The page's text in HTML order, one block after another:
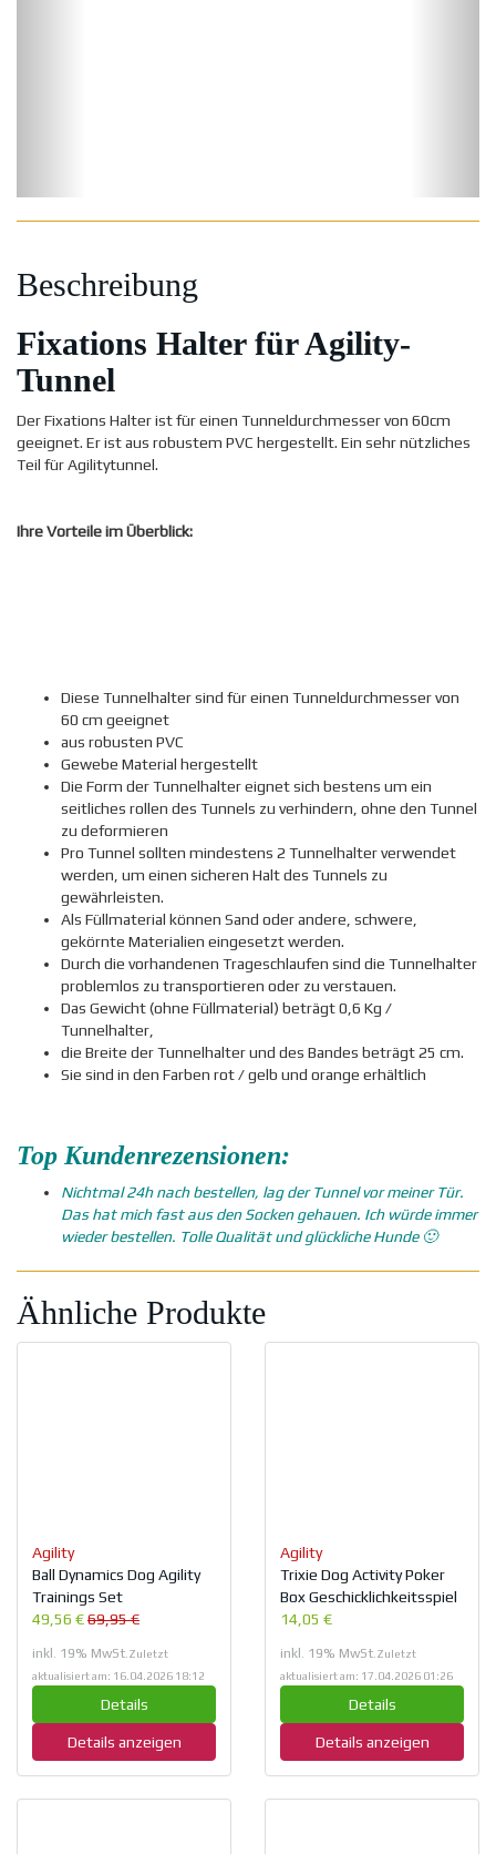
Beschreibung
Fixations Halter für Agility-
Tunnel
Der Fixations Halter ist für einen Tunneldurchmesser von 60cm
geeignet. Er ist aus robustem PVC hergestellt. Ein sehr nützliches
Teil für Agilitytunnel.
Ihre Vorteile im Überblick:
Diese Tunnelhalter sind für einen Tunneldurchmesser von
60 cm geeignet
aus robusten PVC
Gewebe Material hergestellt
Die Form der Tunnelhalter eignet sich bestens um ein
seitliches rollen des Tunnels zu verhindern, ohne den Tunnel
zu deformieren
Pro Tunnel sollten mindestens 2 Tunnelhalter verwendet
werden, um einen sicheren Halt des Tunnels zu
gewährleisten.
Als Füllmaterial können Sand oder andere, schwere,
gekörnte Materialien eingesetzt werden.
Durch die vorhandenen Trageschlaufen sind die Tunnelhalter
problemlos zu transportieren oder zu verstauen.
Das Gewicht (ohne Füllmaterial) beträgt 0,6 Kg /
Tunnelhalter,
die Breite der Tunnelhalter und des Bandes beträgt 25 cm.
Sie sind in den Farben rot / gelb und orange erhältlich
Top Kundenrezensionen:
Nichtmal 24h nach bestellen, lag der Tunnel vor meiner Tür.
Das hat mich fast aus den Socken gehauen. Ich würde immer
wieder bestellen. Tolle Qualität und glückliche Hunde 🙂
Ähnliche Produkte
Agility
Ball Dynamics Dog Agility
Trainings Set
49,56 €69,95 €
inkl. 19% MwSt.Zuletzt
aktualisiert am: 16.04.2026 18:12
Details
Details anzeigen
Agility
Trixie Dog Activity Poker
Box Geschicklichkeitsspiel
14,05 €
inkl. 19% MwSt.Zuletzt
aktualisiert am: 17.04.2026 01:26
Details
Details anzeigen